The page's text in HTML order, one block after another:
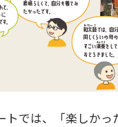
トでは、「楽しかっ